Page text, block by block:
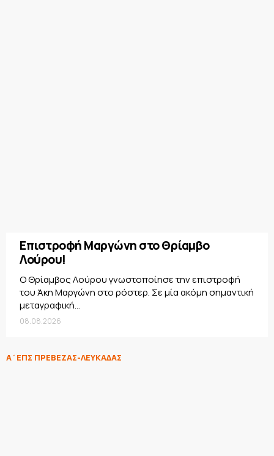
Επιστροφή Μαργώνη στο Θρίαμβο
Λούρου!
Ο Θρίαμβος Λούρου γνωστοποίησε την επιστροφή
του Άκη Μαργώνη στο ρόστερ. Σε μία ακόμη σημαντική
μεταγραφική...
08.08.2026
Α΄ΕΠΣ ΠΡΕΒΕΖΑΣ-ΛΕΥΚΑΔΑΣ